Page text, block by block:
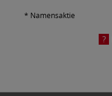
* Namensaktie